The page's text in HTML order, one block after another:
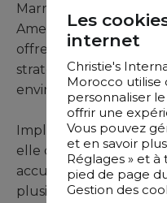
Marrakech et à
Amelkis et Al
offre un cadre de vie
stratégique,
environnement
Implantée sur un
elle développe environ
accueille 9 suites
plusieurs espaces de
Les
internet
Christie's
Morocco utilise
personnaliser
offrir une
Vous pouvez
et en savoir
Réglages » et
pied de page
Gestion des